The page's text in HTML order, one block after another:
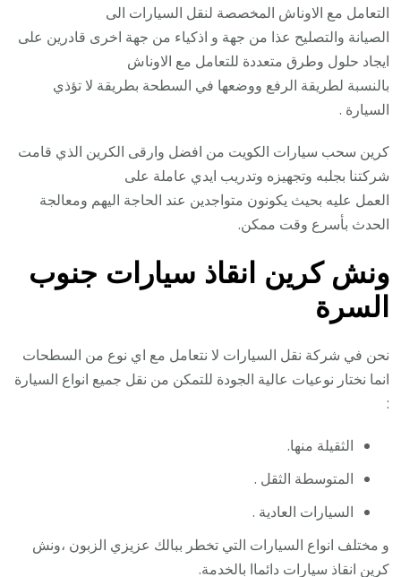
التعامل مع الاوناش المخصصة لنقل السيارات الى
الصيانة والتصليح عذا من جهة و اذكياء من جهة اخرى قادرين على
ايجاد حلول وطرق متعددة للتعامل مع الاوناش
بالنسبة لطريقة الرفع ووضعها في السطحة بطريقة لا تؤذي
السيارة .
كرين سحب سيارات الكويت من افضل وارقى الكرين الذي قامت
شركتنا بجلبه وتجهيزه وتدريب ايدي عاملة على
العمل عليه بحيث يكونون متواجدين عند الحاجة اليهم ومعالجة
الحدث بأسرع وقت ممكن.
ونش كرين انقاذ سيارات جنوب
السرة
نحن في شركة نقل السيارات لا نتعامل مع اي نوع من السطحات
انما نختار نوعيات عالية الجودة للتمكن من نقل جميع انواع السيارة
:
الثقيلة منها.
المتوسطة الثقل .
السيارات العادية .
و مختلف انواع السيارات التي تخطر ببالك عزيزي الزبون ،ونش
كرين انقاذ سيارات دائماا بالخدمة.